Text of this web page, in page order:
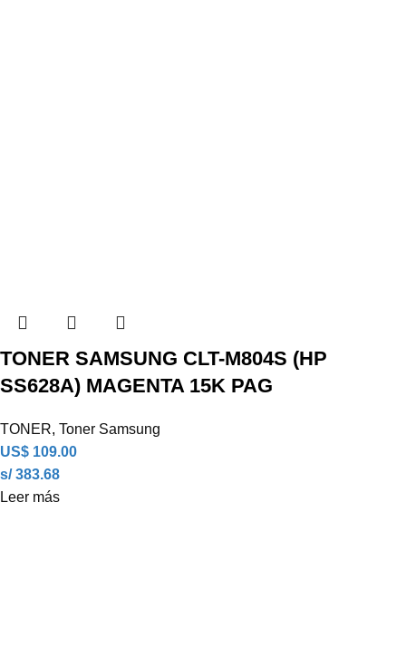
TONER SAMSUNG CLT-M804S (HP
SS628A) MAGENTA 15K PAG
TONER, Toner Samsung
US$ 109.00
s/ 383.68
Leer más